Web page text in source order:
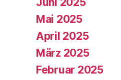
Mai 2025
April 2025
März 2025
Februar 2025